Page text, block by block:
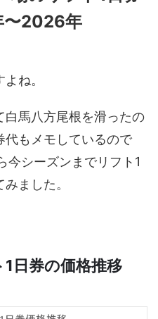
〜2026年
ね。
馬八方尾根を滑ったの
代もメモしているので
シーズンまでリフト1
ました。
日券の価格推移